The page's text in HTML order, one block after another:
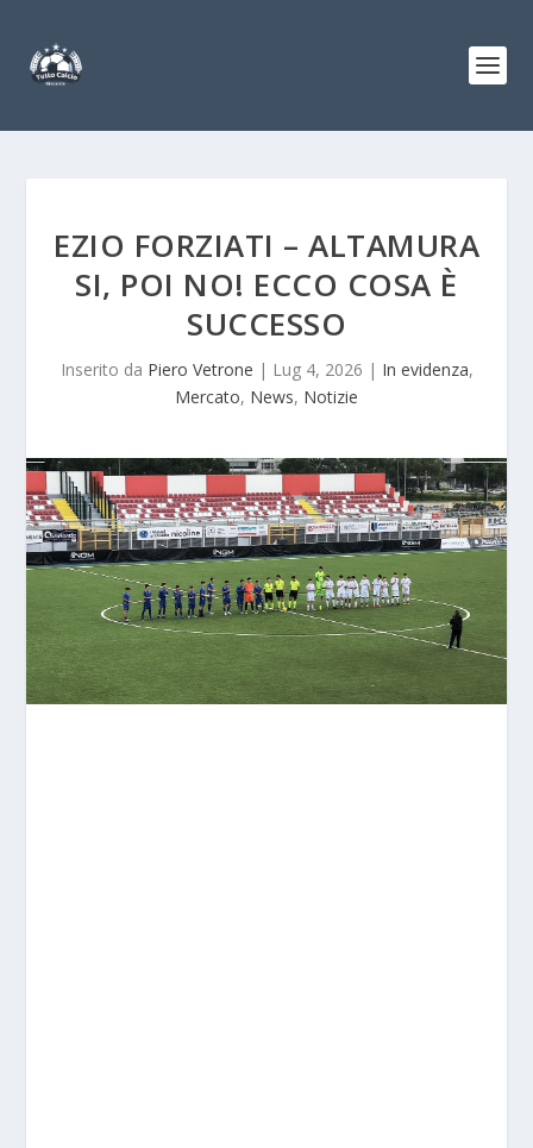
EZIO FORZIATI – ALTAMURA
SI, POI NO! ECCO COSA È
SUCCESSO
Inserito da Piero Vetrone | Lug 4, 2026 | In evidenza,
Mercato, News, Notizie